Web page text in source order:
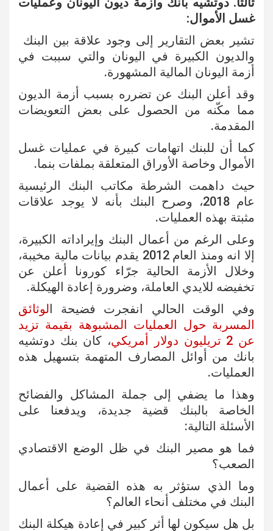
غسل الأموال:
تشير بعض التقارير إلى وجود علاقة بين البنك
والديون الكبيرة في اليونان والتي سببت في
أزمة اليونان المالية المشهورة.
وقد أعلن البنك عن تضرره بسبب أزمة الديون
مما مكّنه من الحصول على بعض التعويضات
المقدمة.
كما أن للبنك اتهامات كبيرة في عمليات غسل
الأموال وخاصة الأوراق المتعلقة بملفات بنما.
حيث داهمت الشرطة مكاتب البنك الرئيسية
عام 2018، وصرح البنك بأنه لا يوجد علاقات
مثبتة بهذه العمليات.
وعلى الرغم من أعمال البنك وإيراداته الكبيرة،
إلا انه ومنذ العام 2012 يقدم بيانات مالية مخيبة،
وخلال الأزمة الحالية جرّاء كورونا أعلن عن
تخفيضه للايدي العاملة، وضرورة إعادة الهيكلة.
وفي الوقت الحالي انفجرت فضيحة ا لوثائق
المسربة حول العمليات المشبوهة بقيمة تزيد
عن 2 تريليون دولار أمريكي
، كان بنك دوتشيه
بانك من أوائل المصارف المتهمة بتسهيل هذه
العمليات.
وهذا ما يضفي إلى جملة المشاكل والفضائح
الخاصة بالبنك قضية جديدة، ويدفعنا على
الأسئلة التالية:
فما هو مصير البنك في ظل الوضع الاقتصادي
الصعب؟
وما الذي ستؤثر به هذه القضية على أعمال
البنك في مختلف أنحاء العالم؟
بل هل سيكون لها أثر كبير في إعادة هيكلة البنك